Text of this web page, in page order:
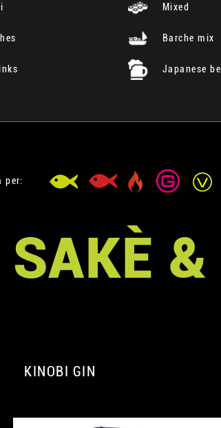
Mixed
Barche mix
Japanese
per:
KINOBI GIN